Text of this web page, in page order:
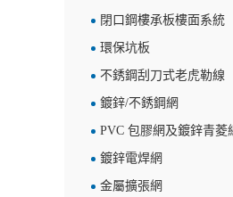
閉口鋼樓承板樓面系統
環保坑板
不銹鋼刮刀式老虎勒線
鍍鋅/不銹鋼網
PVC 包膠網及鍍鋅青菱
鍍鋅電焊網
金屬擴張網